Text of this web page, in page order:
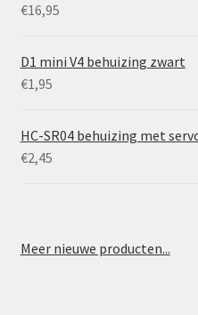
€16,95
D1 mini V4 behuizing zwart
€1,95
HC-SR04 behuizing met
€2,45
Meer nieuwe producten...